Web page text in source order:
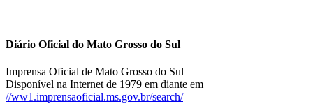
Diário Oficial do Mato Grosso do Sul
Imprensa Oficial de Mato Grosso do Sul
Disponível na Internet de 1979 em diante em
//ww1.imprensaoficial.ms.gov.br/search/